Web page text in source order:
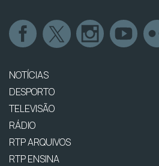
NOTÍCIAS
DESPORTO
TELEVISÃO
RÁDIO
RTP ARQUIVOS
RTP ENSINA